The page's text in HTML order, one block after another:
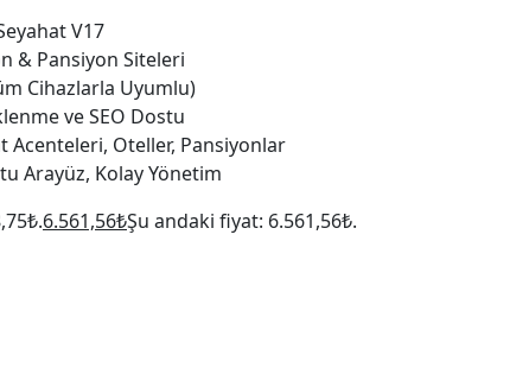
V17
& Pansiyon Siteleri
Cihazlarla Uyumlu)
ve SEO Dostu
Acenteleri, Oteller, Pansiyonlar
Arayüz, Kolay Yönetim
6.561,56₺Şu andaki fiyat: 6.561,56₺.